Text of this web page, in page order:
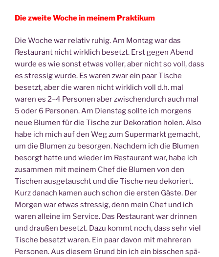
Die zwei­te Woche in mei­nem Praktikum
Die Woche war rela­tiv ruhig. Am Mon­tag war das
Restau­rant nicht wirk­lich besetzt. Erst gegen Abend
wur­de es wie sonst etwas vol­ler, aber nicht so voll, dass
es stres­sig wur­de. Es waren zwar ein paar Tische
besetzt, aber die waren nicht wirk­lich voll d.h. mal
waren es 2–4 Per­so­nen aber zwi­schen­durch auch mal
5 oder 6 Per­so­nen. Am Diens­tag soll­te ich mor­gens
neue Blu­men für die Tische zur Deko­ra­ti­on holen. Also
habe ich mich auf den Weg zum Super­markt gemacht,
um die Blu­men zu besor­gen. Nach­dem ich die Blu­men
besorgt hat­te und wie­der im Restau­rant war, habe ich
zusam­men mit mei­nem Chef die Blu­men von den
Tischen aus­ge­tauscht und die Tische neu deko­riert.
Kurz danach kamen auch schon die ers­ten Gäs­te. Der
Mor­gen war etwas stres­sig, denn mein Chef und ich
waren allei­ne im Ser­vice. Das Restau­rant war drin­nen
und drau­ßen besetzt. Dazu kommt noch, dass sehr viel
Tische besetzt waren. Ein paar davon mit meh­re­ren
Per­so­nen. Aus die­sem Grund bin ich ein biss­chen spä­